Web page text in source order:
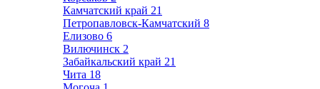
Камчатский край 21
Петропавловск-Камчатский 8
Елизово 6
Вилючинск 2
Забайкальский край 21
Чита 18